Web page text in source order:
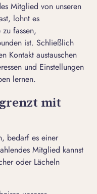
Mitglied von unseren
lohnt es
fassen,
ist. Schließlich
Kontakt austauschen
und Einstellungen
lernen.
mit
bedarf es einer
Mitglied kannst
oder Lächeln